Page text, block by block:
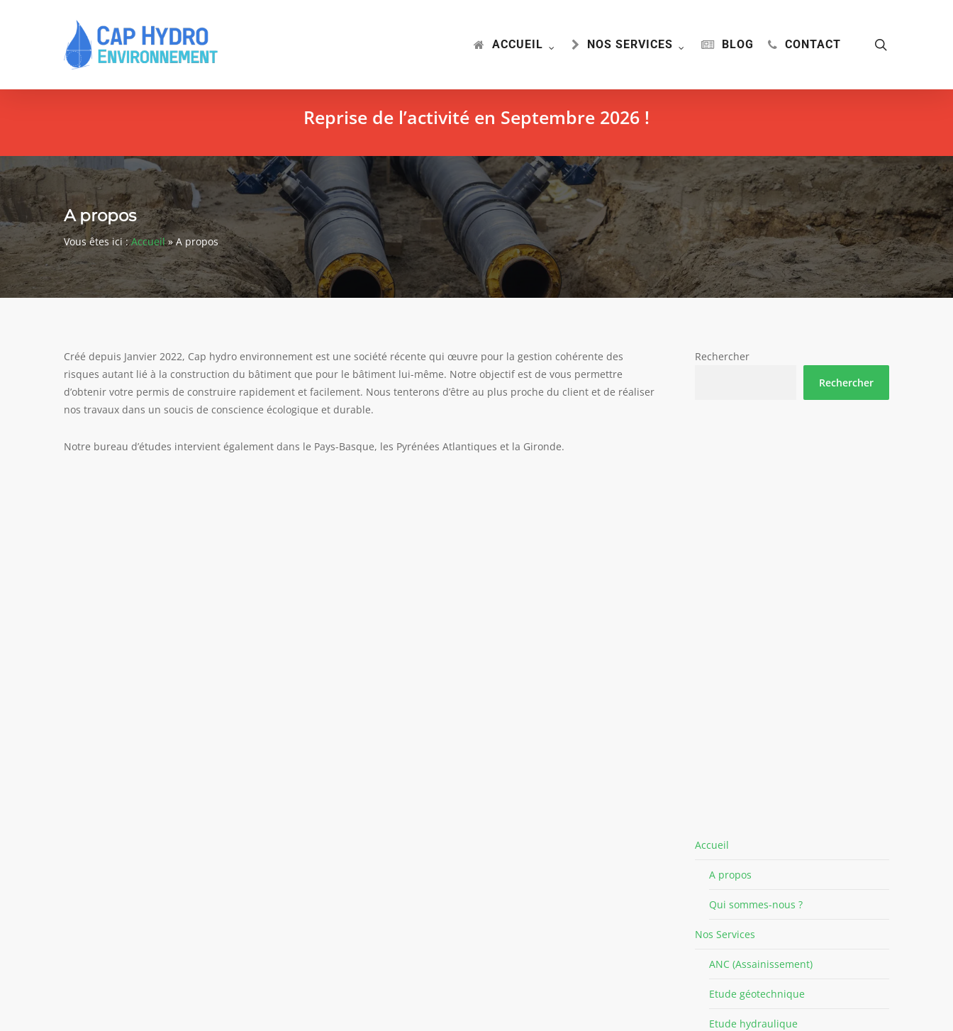
ACCUEIL NOS SERVICES BLOG CONTACT
Reprise de l’activité en Septembre 2026 !
A propos
Vous êtes ici : Accueil»A propos
Créé depuis Janvier 2022, Cap hydro environnement est une société récente qui œuvre pour la gestion cohérente des
risques autant lié à la construction du bâtiment que pour le bâtiment lui-même. Notre objectif est de vous permettre
d’obtenir votre permis de construire rapidement et facilement. Nous tenterons d’être au plus proche du client et de réaliser
nos travaux dans un soucis de conscience écologique et durable.
Notre bureau d’études intervient également dans le Pays-Basque, les Pyrénées Atlantiques et la Gironde.
Rechercher
Rechercher
Accueil
A propos
Qui sommes-nous ?
Nos Services
ANC (Assainissement)
Etude géotechnique
Etude hydraulique